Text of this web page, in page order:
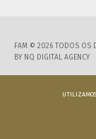
FAM © 2026 TODOS OS
BY NQ DIGITAL AGENCY